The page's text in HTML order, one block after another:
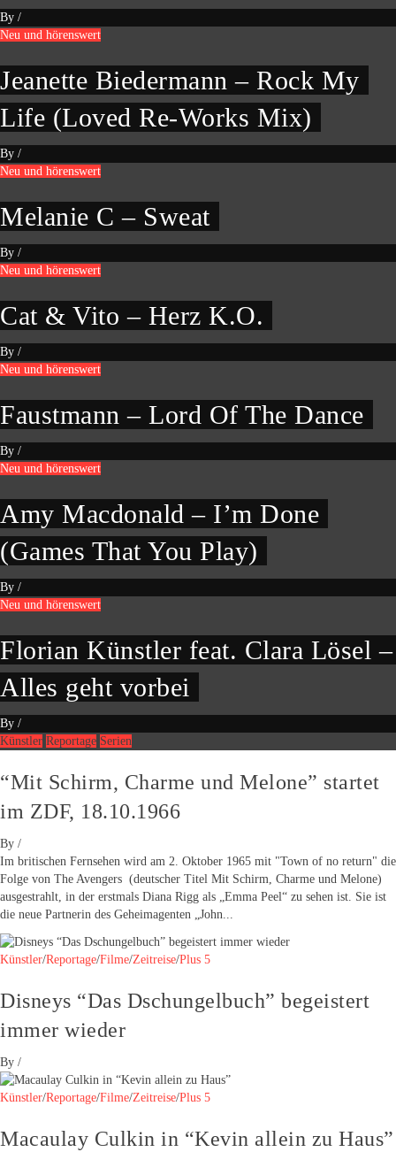
By /
Neu und hörenswert
Jeanette Biedermann – Rock My
Life (Loved Re-Works Mix)
By /
Neu und hörenswert
Melanie C – Sweat
By /
Neu und hörenswert
Cat & Vito – Herz K.O.
By /
Neu und hörenswert
Faustmann – Lord Of The Dance
By /
Neu und hörenswert
Amy Macdonald – I’m Done
(Games That You Play)
By /
Neu und hörenswert
Florian Künstler feat. Clara Lösel –
Alles geht vorbei
By /
Künstler Reportage Serien
“Mit Schirm, Charme und Melone” startet
im ZDF, 18.10.1966
By /
Im britischen Fernsehen wird am 2. Oktober 1965 mit "Town of no return" die
Folge von The Avengers (deutscher Titel Mit Schirm, Charme und Melone)
ausgestrahlt, in der erstmals Diana Rigg als „Emma Peel“ zu sehen ist. Sie ist
die neue Partnerin des Geheimagenten „John...
Künstler/Reportage/Filme/Zeitreise/Plus 5
Disneys “Das Dschungelbuch” begeistert
immer wieder
By /
Künstler/Reportage/Filme/Zeitreise/Plus 5
Macaulay Culkin in “Kevin allein zu Haus”